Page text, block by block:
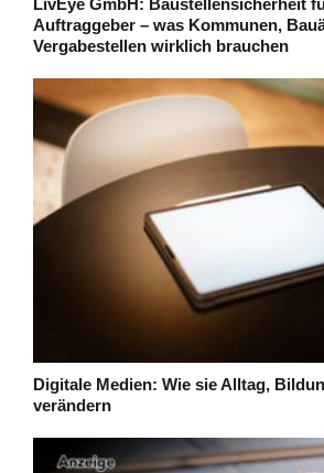
Auftraggeber – was Kommunen,
Vergabestellen wirklich brauchen
Digitale Medien: Wie sie Alltag,
verändern